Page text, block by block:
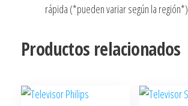
rápida (*pueden variar según la región*)
Productos relacionados